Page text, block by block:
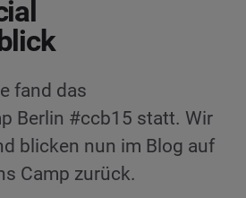
fand das
Berlin #ccb15 statt. Wir
blicken nun im Blog auf
Camp zurück.